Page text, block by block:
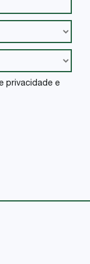
privacidade e